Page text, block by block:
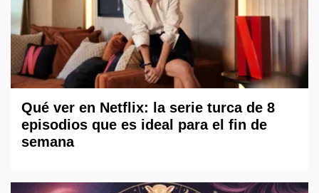
Qué ver en Netflix: la serie turca de 8
episodios que es ideal para el fin de
semana